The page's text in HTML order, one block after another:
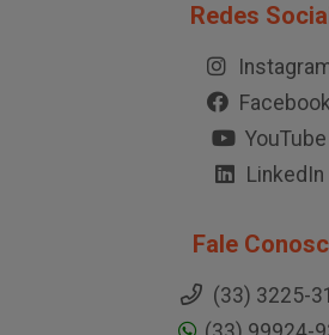
Redes
YouTube
LinkedIn
Fale
(33) 3225-